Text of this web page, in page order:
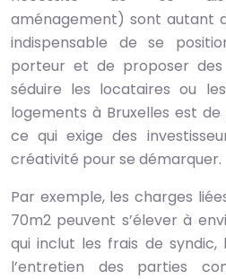
aménagement) sont autant
indispensable de se
porteur et de proposer
séduire les locataires ou
logements à Bruxelles est
ce qui exige des
créativité pour se démarquer.
Par exemple, les charges
70m2 peuvent s’élever à
qui inclut les frais de syndic,
l’entretien des parties